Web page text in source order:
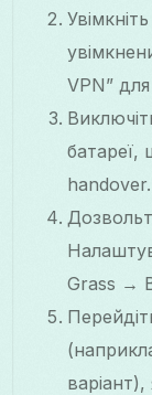
VPN” для
батареї,
handover.
Grass →